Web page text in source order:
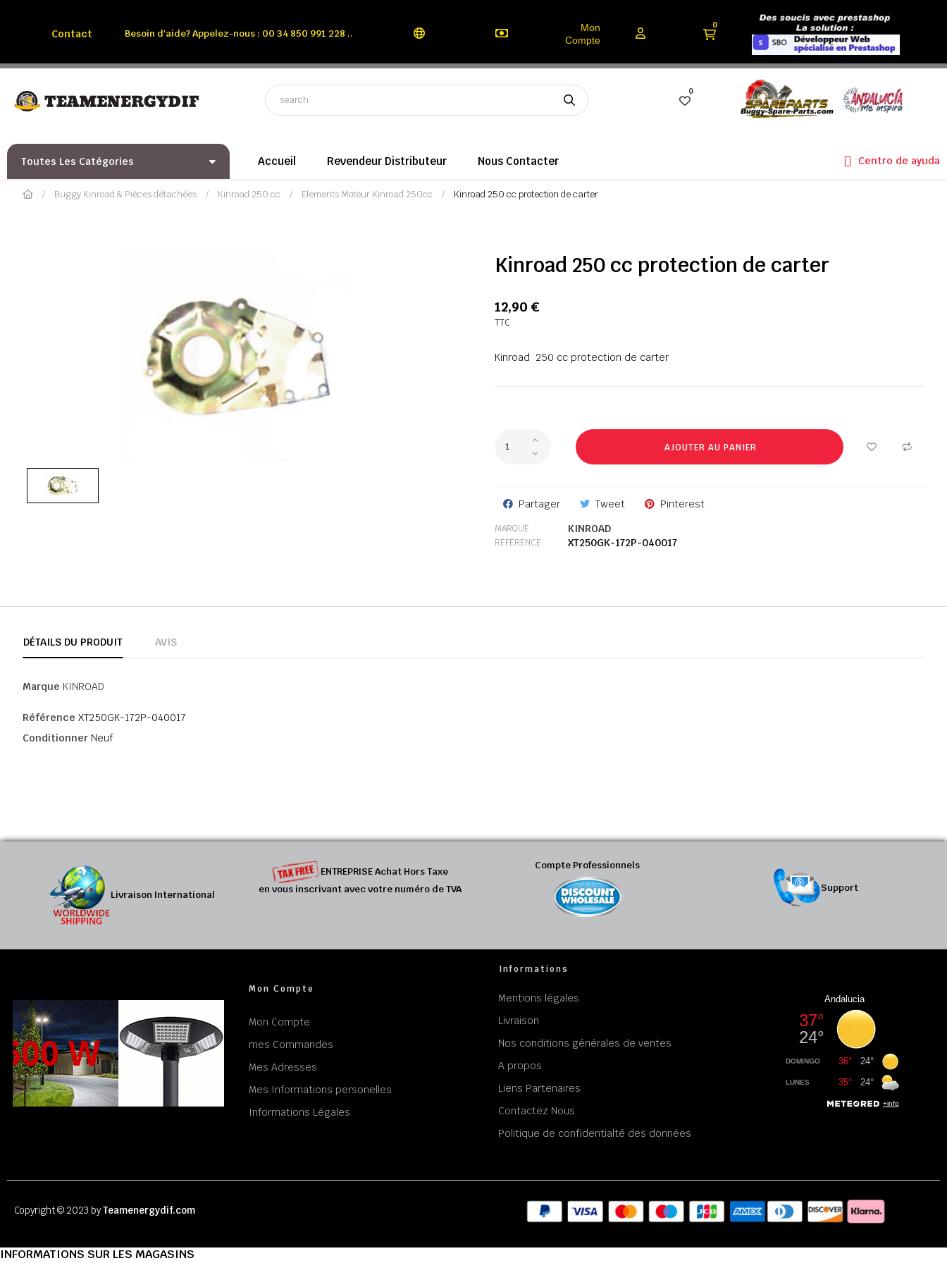
Contact Besoin d'aide? Appelez-nous : 00 34 850 991 228 ..
Mon
Compte
0
0
Toutes Les Catégories Accueil Revendeur Distributeur Nous Contacter Centro de ayuda
Buggy Kinroad & Pièces détachées Kinroad 250 cc Elements Moteur Kinroad 250cc Kinroad 250 cc protection de carter
Kinroad 250 cc protection de carter
12,90 €
TTC
Kinroad 250 cc protection de carter
AJOUTER AU PANIER
Partager Tweet Pinterest
MARQUE KINROAD
RÉFÉRENCE XT250GK-172P-040017
DÉTAILS DU PRODUIT AVIS
Marque KINROAD
Référence XT250GK-172P-040017
Conditionner Neuf
Livraison International
ENTREPRISE Achat Hors Taxe
en vous inscrivant avec votre numéro de TVA
Compte Professionnels
Support
Mon Compte
Mon Compte
mes Commandes
Mes Adresses
Mes Informations personelles
Informations Légales
Informations
Mentions légales
Livraison
Nos conditions générales de ventes
A propos
Liens Partenaires
Contactez Nous
Politique de confidentialté des données
Copyright © 2023 byTeamenergydif.com
INFORMATIONS SUR LES MAGASINS